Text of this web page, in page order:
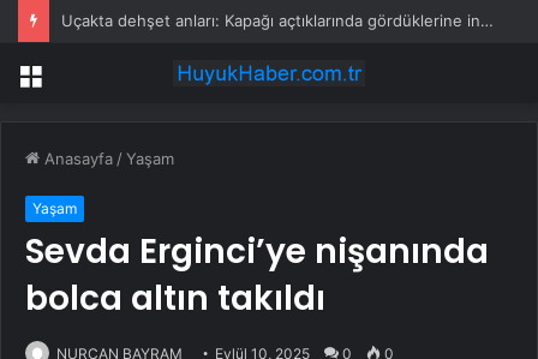
Uçakta dehşet anları: Kapağı açtıklarında gördüklerine inanamadılar
Menü
Anasayfa /Yaşam
Yaşam
Sevda Erginci’ye nişanında
bolca altın takıldı
NURCAN BAYRAM Eylül 10, 2025 0 0